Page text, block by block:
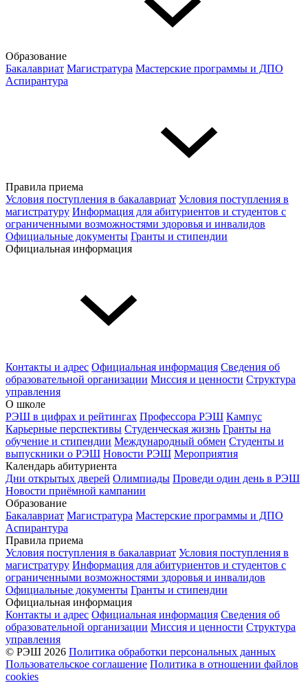
Образование
Бакалавриат Магистратура Мастерские программы и ДПО
Аспирантура
Правила приема
Условия поступления в бакалавриат Условия поступления в
магистратуру Информация для абитуриентов и студентов с
ограниченными возможностями здоровья и инвалидов
Официальные документы Гранты и стипендии
Официальная информация
Контакты и адрес Официальная информация Сведения об
образовательной организации Миссия и ценности Структура
управления
О школе
РЭШ в цифрах и рейтингах Профессора РЭШ Кампус
Карьерные перспективы Студенческая жизнь Гранты на
обучение и стипендии Международный обмен Студенты и
выпускники о РЭШ Новости РЭШ Мероприятия
Календарь абитуриента
Дни открытых дверей Олимпиады Проведи один день в РЭШ
Новости приёмной кампании
Образование
Бакалавриат Магистратура Мастерские программы и ДПО
Аспирантура
Правила приема
Условия поступления в бакалавриат Условия поступления в
магистратуру Информация для абитуриентов и студентов с
ограниченными возможностями здоровья и инвалидов
Официальные документы Гранты и стипендии
Официальная информация
Контакты и адрес Официальная информация Сведения об
образовательной организации Миссия и ценности Структура
управления
© РЭШ 2026 Политика обработки персональных данных
Пользовательское соглашение Политика в отношении файлов
cookies